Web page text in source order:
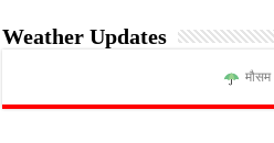
Weather Updates
मौसम